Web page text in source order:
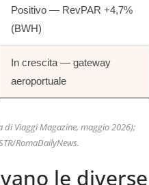
Positivo — RevPAR +4,7%
(BWH)
In crescita — gateway
aeroportuale
di Viaggi Magazine, maggio 2026);
RomaDailyNews.
le diverse